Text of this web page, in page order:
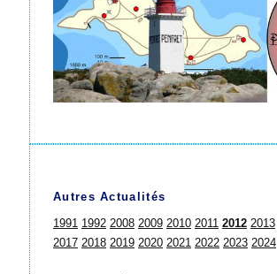
Autres Actualités
1991 1992 2008 2009 2010 2011 2012 2013
2017 2018 2019 2020 2021 2022 2023 2024